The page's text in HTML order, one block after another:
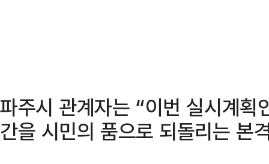
파주시 관계자는 “이번 실시계
간을 시민의 품으로 되돌리는 본